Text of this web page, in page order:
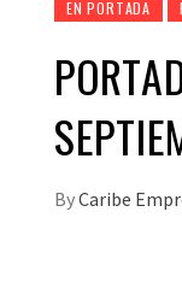
EN PORTADA
ByCaribe